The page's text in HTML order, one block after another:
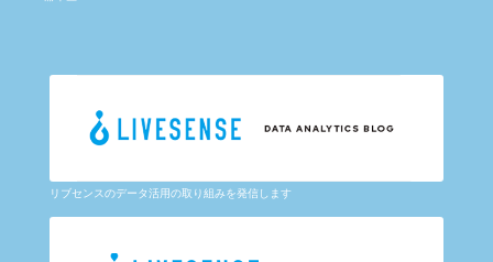
リブセンスのデータ活用の取り組みを発信します